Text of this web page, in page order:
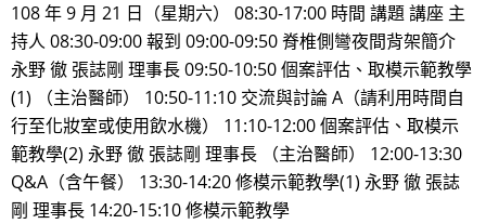
108 年 9 月 21 日（星期六） 08:30-17:00 時間 講題 講座 主
持人 08:30-09:00 報到 09:00-09:50 脊椎側彎夜間背架簡介
永野 徹 張誌剛 理事長 09:50-10:50 個案評估、取模示範教學
(1) （主治醫師） 10:50-11:10 交流與討論 A（請利用時間自
行至化妝室或使用飲水機） 11:10-12:00 個案評估、取模示
範教學(2) 永野 徹 張誌剛 理事長 （主治醫師） 12:00-13:30
Q&A（含午餐） 13:30-14:20 修模示範教學(1) 永野 徹 張誌
剛 理事長 14:20-15:10 修模示範教學